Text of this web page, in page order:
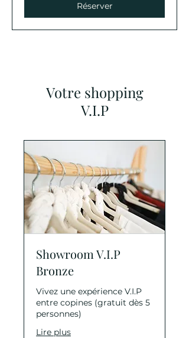
Réserver
Votre shopping
V.I.P
Showroom V.I.P
Bronze
Vivez une expérience V.I.P
entre copines (gratuit dès 5
personnes)
Lire plus